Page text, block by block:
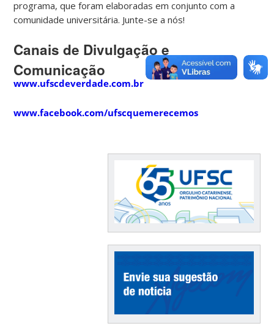
programa, que foram elaboradas em conjunto com a
comunidade universitária. Junte-se a nós!
Canais de Divulgação e
Comunicação
www.ufscdeverdade.com.br
www.facebook.com/ufscquemerecemos